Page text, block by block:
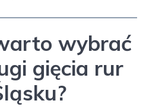
wybrać
gięcia rur